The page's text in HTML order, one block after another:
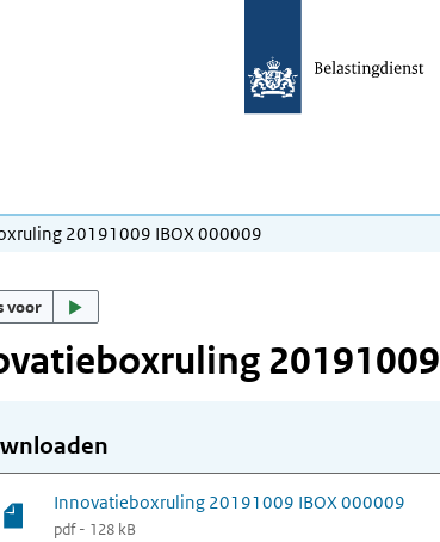
20191009 IBOX 000009
voor
Innovatieboxruling 20191009 IBOX 000009
pdf - 128 kB